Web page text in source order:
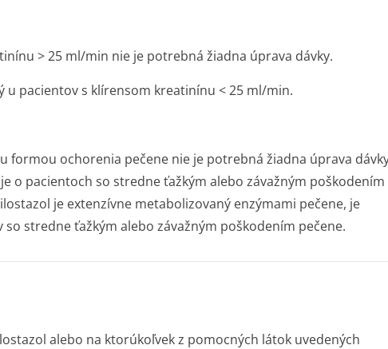
> 25 ml/min nie je potrebná žiadna úprava dávky.
u pacientov s klírensom kreatinínu < 25 ml/min.
formou ochorenia pečene nie je potrebná žiadna úprava
o pacientoch so stredne ťažkým alebo závažným poškodením
je extenzívne metabolizovaný enzýmami pečene, je
stredne ťažkým alebo závažným poškodením pečene.
alebo na ktorúkoľvek z pomocných látok uvedených